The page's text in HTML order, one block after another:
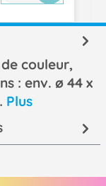
couleur,
: env. ø 44 x
Plus